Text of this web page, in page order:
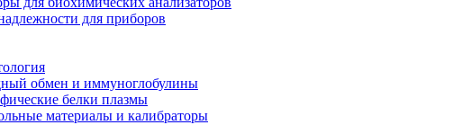
для приборов
обмен и иммуноглобулины
белки плазмы
материалы и калибраторы